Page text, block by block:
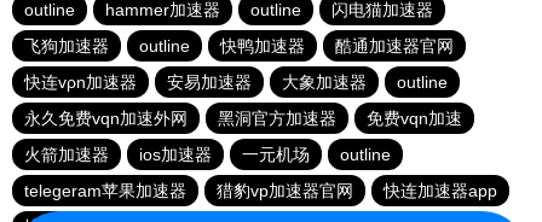
outline
hammer加速器 outline
闪电猫加速器
飞狗加速器
outline 快鸭加速器
酷通加速器官网
快连vρn加速器
安易加速器 大象加速器
outline
永久免费vqn加速外网
黑洞官方加速器
免费vqn加速
火箭加速器
ios加速器 一元机场
outline
telegeram苹果加速器
猎豹vp加速器官网
快连加速器app